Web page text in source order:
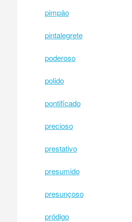
pimpão
pintalegrete
poderoso
polido
pontificado
precioso
prestativo
presumido
presunçoso
pródigo